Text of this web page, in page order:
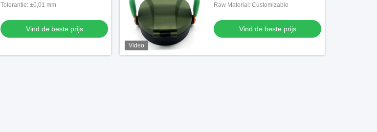
Tolerantie: ±0,01 mm
Vind de beste prijs
Video
Raw Material: Customizable
Vind de beste prijs